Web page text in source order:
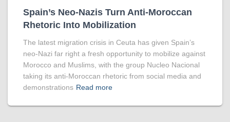
Spain’s Neo-Nazis Turn Anti-Moroccan
Rhetoric Into Mobilization
The latest migration crisis in Ceuta has given Spain’s
neo-Nazi far right a fresh opportunity to mobilize against
Morocco and Muslims, with the group Nucleo Nacional
taking its anti-Moroccan rhetoric from social media and
demonstrations Read more